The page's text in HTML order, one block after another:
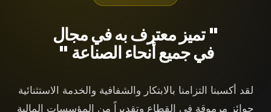
تميز معترف به في مجال "
" في جميع أنحاء الصناعة
لقد أكسبنا التزامنا بالابتكار والشفافية والخدمة الاستثنائية
جوائز مرموقة في القطاع وتقديراً من المؤسسات المالية